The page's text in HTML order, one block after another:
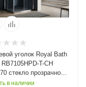
уголок Royal Bath
RB7105HPD-T-CH
стекло прозрачное
хром без поддона
в наличии